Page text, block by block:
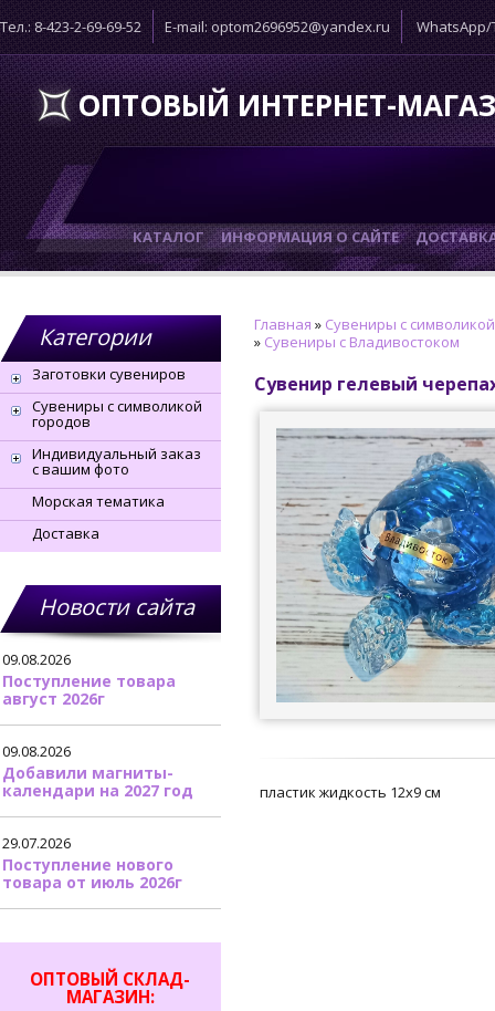
Тел.: 8-423-2-69-69-52 E-mail: optom2696952@yandex.ru WhatsApp/
ОПТОВЫЙ ИНТЕРНЕТ-
КАТАЛОГ ИНФОРМАЦИЯ О САЙТЕ
Категории
Заготовки сувениров
Сувениры с символикой
городов
Индивидуальный заказ
с вашим фото
Морская тематика
Доставка
Новости сайта
09.08.2026
Поступление товара
август 2026г
09.08.2026
Добавили магниты-
календари на 2027 год
29.07.2026
Поступление нового
товара от июль 2026г
ОПТОВЫЙ СКЛАД-
МАГАЗИН:
Главная » Сувениры с
» Сувениры с Владивостоком
Сувенир гелевый
пластик жидкость 12х9 см